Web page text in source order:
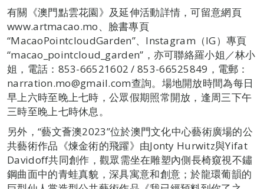
有關《澳門點雲花園》及延伸活動詳情，可留意網頁
www.artmacao.mo、臉書專頁
“MacaoPointcloudGarden”、Instagram（IG）專頁
“macao_pointcloud_garden”，亦可聯絡羅小姐／林小
姐，電話：853-66521602 / 853-66525849，電郵：
narration.mo@gmail.com查詢。場地開放時間為每日
早上六時至晚上七時，公眾假期照常開放，逢周三下午
三時至晚上七時休息。
另外，“藝文薈澳2023”位於澳門文化中心藝術廣場的公
共藝術作品《煉金術的飛躍》由Jonty Hurwitz與Yifat
Davidoff共同創作，觀眾需坐在雕塑內側長椅窺視不鏽
鋼曲面中的青蛙真貌，深具寓意和創意；於龍環葡韻的